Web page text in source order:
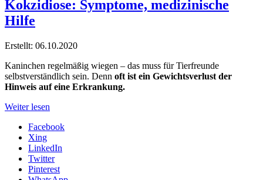
Kokzidiose: Symptome, medizinische
Hilfe
Erstellt: 06.10.2020
Kaninchen regelmäßig wiegen – das muss für Tierfreunde
selbstverständlich sein. Denn oft ist ein Gewichtsverlust der
Hinweis auf eine Erkrankung.
Weiter lesen
Facebook
Xing
LinkedIn
Twitter
Pinterest